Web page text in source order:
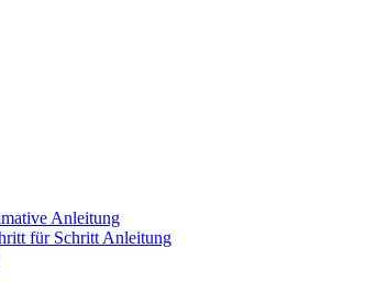
Anleitung
für Schritt Anleitung